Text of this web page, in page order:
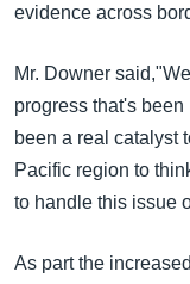
ကြည့်
ရှာဖွေ
ရန်
နေရာ
သို့
ကျော်
ဘာသာစကားများ
evidence across
Mr. Downer
progress that's
been a real catalyst
Pacific region to
to handle this issue
As part the